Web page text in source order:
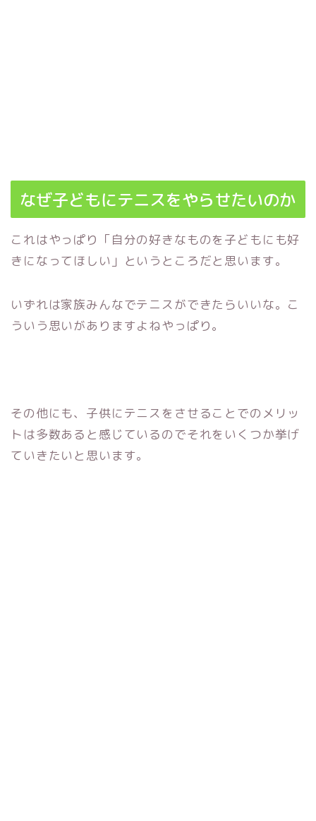
なぜ子どもにテニスをやらせたいのか
これはやっぱり「自分の好きなものを子どもにも好
きになってほしい」というところだと思います。
いずれは家族みんなでテニスができたらいいな。こ
ういう思いがありますよねやっぱり。
その他にも、子供にテニスをさせることでのメリッ
トは多数あると感じているのでそれをいくつか挙げ
ていきたいと思います。